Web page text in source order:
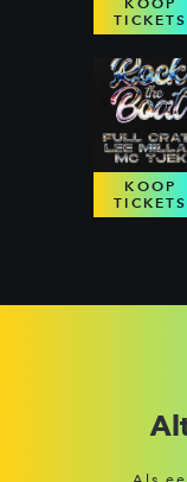
TICKETS
KOOP
TICKETS